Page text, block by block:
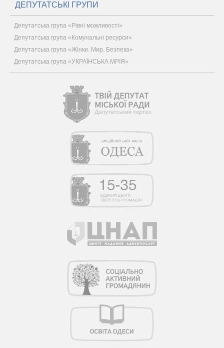
ДЕПУТАТСЬКІ ГРУПИ
Депутатська група «Рівні можливості»
Депутатська група «Комунальні ресурси»
Депутатська група «Жінки. Мир. Безпека»
Депутатська група «УКРАЇНСЬКА МРІЯ»